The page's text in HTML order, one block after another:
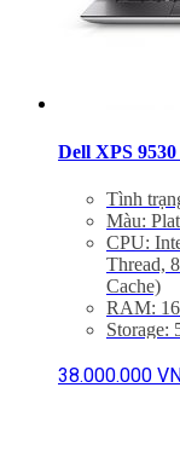
Tình
Màu:
CPU:
Thread,
Cache)
RAM:
Storage:
Non-
VGA:
38.000.000